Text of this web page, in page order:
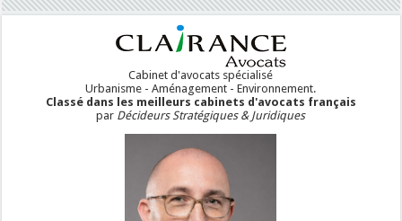
Cabinet d'avocats spécialisé
Urbanisme - Aménagement - Environnement.
Classé dans les meilleurs cabinets d'avocats français
par Décideurs Stratégiques & Juridiques